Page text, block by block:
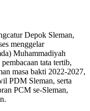
Depok Sleman,
menggelar
Muhammadiyah
tata tertib,
masa bakti 2022-2027,
PDM Sleman, serta
PCM se-Sleman,